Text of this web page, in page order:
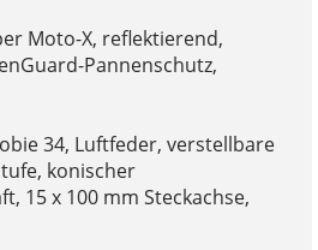
Moto-X, reflektierend,
Pannenschutz,
34, Luftfeder, verstellbare
konischer
15 x 100 mm Steckachse,